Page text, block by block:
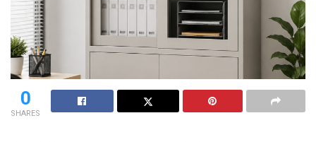
0
SHARES